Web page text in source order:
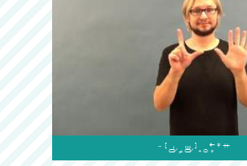
